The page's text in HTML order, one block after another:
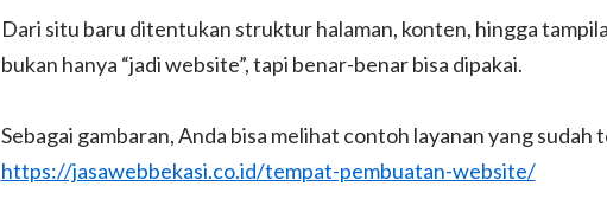
Dari situ baru ditentukan struktur halaman, konten, hingga
bukan hanya “jadi website”, tapi benar-benar bisa dipakai.
Sebagai gambaran, Anda bisa melihat contoh layanan yang
https://jasawebbekasi.co.id/tempat-pembuatan-website/